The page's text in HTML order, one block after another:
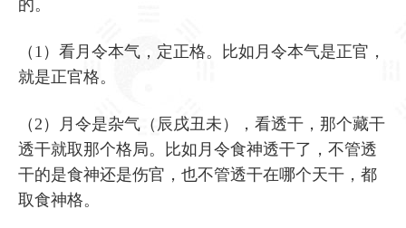
的。
（1）看月令本气，定正格。比如月令本气是正官，
就是正官格。
（2）月令是杂气（辰戌丑未），看透干，那个藏干
透干就取那个格局。比如月令食神透干了，不管透
干的是食神还是伤官，也不管透干在哪个天干，都
取食神格。